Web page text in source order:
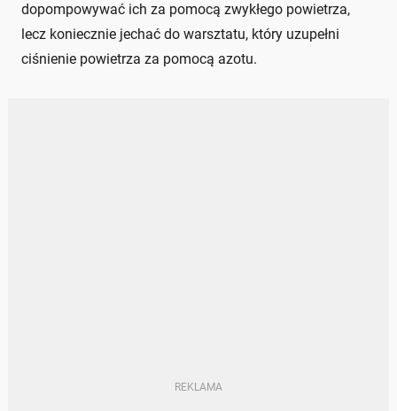
dopompowywać ich za pomocą zwykłego powietrza,
lecz koniecznie jechać do warsztatu, który uzupełni
ciśnienie powietrza za pomocą azotu.